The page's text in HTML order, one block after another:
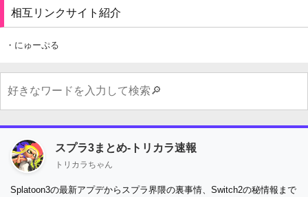
相互リンクサイト紹介
・にゅーぷる
スプラ3まとめ-トリカラ速報
トリカラちゃん
Splatoon3の最新アプデからスプラ界隈の裏事情、Switch2の秘情報まで